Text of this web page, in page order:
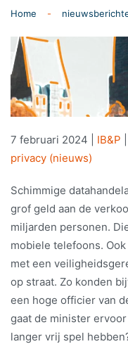
Home
7 februari 2024 IB&P
privacy (nieuws)
Schimmige
grof geld aan de
miljarden personen.
mobiele telefoons.
met een
op straat. Zo konden
een hoge officier van
gaat de minister
langer vrij spel